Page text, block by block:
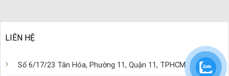
LIÊN HỆ
Số 6/17/23 Tân Hóa, Phường 11, Quận 11, TPHCM